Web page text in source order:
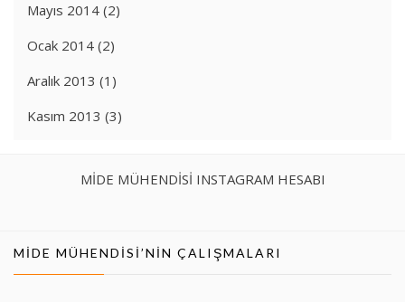
Mayıs 2014 (2)
Ocak 2014 (2)
Aralık 2013 (1)
Kasım 2013 (3)
MİDE MÜHENDİSİ INSTAGRAM HESABI
MIDE MÜHENDISI’NIN ÇALIŞMALARI